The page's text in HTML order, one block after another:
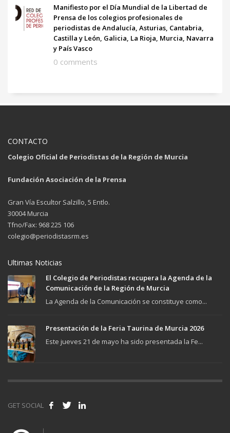
Manifiesto por el Día Mundial de la Libertad de
Prensa de los colegios profesionales de
periodistas de Andalucía, Asturias, Cantabria,
Castilla y León, Galicia, La Rioja, Murcia, Navarra
y País Vasco
0 comments
CONTACTO
Colegio Oficial de Periodistas de la Región de Murcia
Fundación Asociación de la Prensa
Gran Vía Escultor Salzillo, 5 Entlo.
30004 Murcia
Tfno/Fax: 968 225 106
colegio@periodistasrm.es
Ultimas Noticias
El Colegio de Periodistas recupera la Agenda de la
Comunicación de la Región de Murcia
La Agenda de la Comunicación se constituye como...
Presentación de la Feria Taurina de Murcia 2026
Este jueves 21 de mayo ha sido presentada la Fe...
GET SOCIAL